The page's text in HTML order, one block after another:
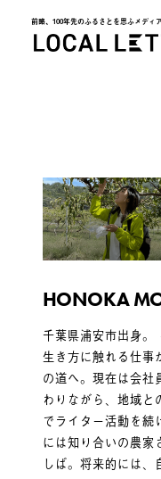
前略、100年先のふるさとを思ふメディア
HONOKA
千葉県浦安市出身。
生き方に触れる仕事
の道へ。現在は会社
わりながら、地域
でライター活動を続
には知り合いの農家
しば。将来的には、